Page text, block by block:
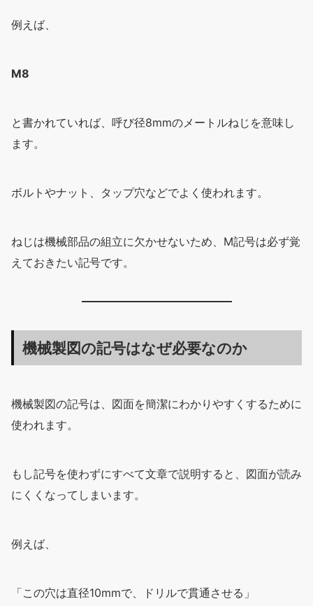
例えば、
M8
と書かれていれば、呼び径8mmのメートルねじを意味し
ます。
ボルトやナット、タップ穴などでよく使われます。
ねじは機械部品の組立に欠かせないため、M記号は必ず覚
えておきたい記号です。
機械製図の記号はなぜ必要なのか
機械製図の記号は、図面を簡潔にわかりやすくするために
使われます。
もし記号を使わずにすべて文章で説明すると、図面が読み
にくくなってしまいます。
例えば、
「この穴は直径10mmで、ドリルで貫通させる」